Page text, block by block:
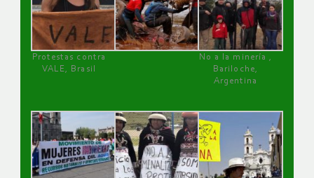
Protestas contra
VALE, Brasil
No a la minería ,
Bariloche,
Argentina